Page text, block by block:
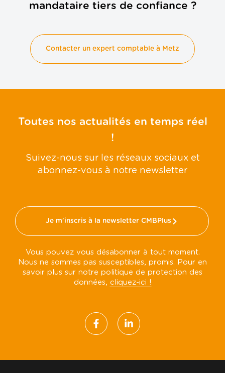
mandataire tiers de confiance ?
Contacter un expert comptable à Metz
Toutes nos actualités en temps réel
!
Suivez-nous sur les réseaux sociaux et
abonnez-vous à notre newsletter
Je m'inscris à la newsletter CMBPlus
Vous pouvez vous désabonner à tout moment.
Nous ne sommes pas susceptibles, promis. Pour en
savoir plus sur notre politique de protection des
données, cliquez-ici !